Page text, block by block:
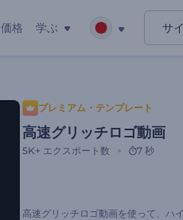
価格 学ぶ サ
プレミアム・テンプレート
高速グリッチロゴ動画
5K+ エクスポート数 7 秒
高速グリッチロゴ動画を使って、ハ